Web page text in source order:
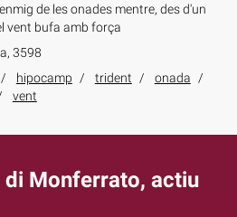
de les onades mentre, des d'un
vent bufa amb força
3598
hipocamp trident
onada
vent
di Monferrato, actiu